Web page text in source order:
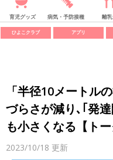
育児グッズ 病気・予防接種 離
ひよこクラブ アプリ
「半径10メートル
づらさが減り､｢発
も小さくなる【ト
2023/10/18 更新